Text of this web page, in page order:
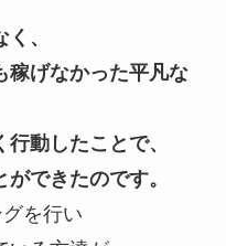
、
稼げなかった平凡な
動したことで、
できたのです。
を行い